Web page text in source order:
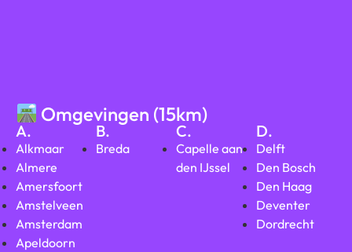
Omgevingen (15km)
A.
Alkmaar
Almere
Amersfoort
Amstelveen
Amsterdam
Apeldoorn
B.
Breda
C.
Capelle aan
den IJssel
D.
Delft
Den Bosch
Den Haag
Deventer
Dordrecht